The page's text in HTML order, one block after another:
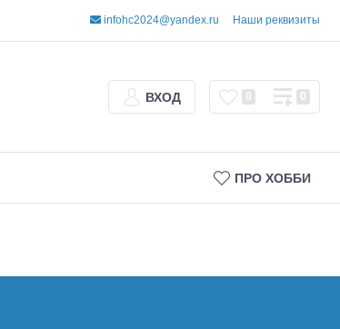
infohc2024@yandex.ru Наши реквизиты
ВХОД 0 0
ПРО ХОББИ